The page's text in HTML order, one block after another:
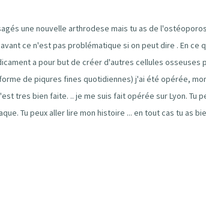
une nouvelle arthrodese mais tu as de
ce n'est pas problématique si on peut dire . En ce
a pour but de créer d'autres cellules
de piqures fines quotidiennes) j'ai été opérée,
tres bien faite. .. je me suis fait opérée sur Lyon. Tu
Tu peux aller lire mon histoire ... en tout cas tu as